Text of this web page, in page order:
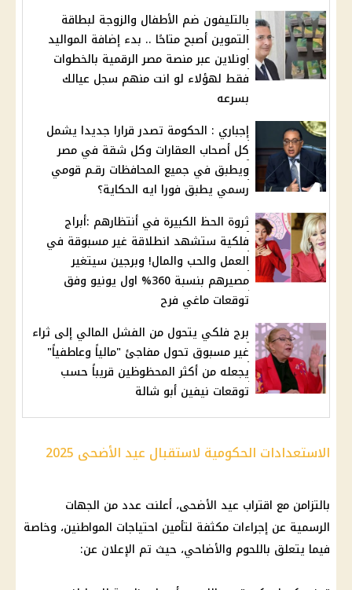
بالتليفون ضم الأطفال والزوجة لبطاقة
التموين أصبح متاحًا .. بدء إضافة المواليد
اونلاين عبر منصة مصر الرقمية بالخطوات
فقط لهؤلاء لو انت منهم سجل عيالك
بسرعه
إجباري : الحكومة تصدر قرارا جديدا يشمل
كل أصحاب العقارات وكل شقة في مصر
ويطبق في جميع المحافظات رقـم قومي
رسمي يطبق فورا ايه الحكاية؟
ثروة الحظ الكبيرة في أنتظارهم :أبراج
فلكية ستشهد انطلاقة غير مسبوقة في
العمل والحب والمال! وبرجين سيتغير
مصيرهم بنسبة 360% اول يونيو وفق
توقعات ماغي فرح
برج فلكي يتحول من الفشل المالي إلى ثراء
غير مسبوق تحول مفاجئ "مالياً وعاطفياً"
يجعله من أكثر المحظوظين قريباً حسب
توقعات نيفين أبو شالة
الاستعدادات الحكومية لاستقبال عيد الأضحى 2025
بالتزامن مع اقتراب عيد الأضحى، أعلنت عدد من الجهات
الرسمية عن إجراءات مكثفة لتأمين احتياجات المواطنين، وخاصة
فيما يتعلق باللحوم والأضاحي، حيث تم الإعلان عن: